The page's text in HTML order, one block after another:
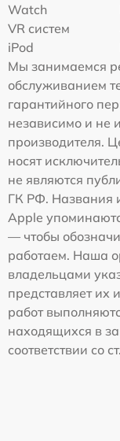
Watch
VR систем
iPod
Мы занимаемся
обслуживанием
гарантийного
независимо и не
производителя.
носят
не являются
ГК РФ. Названия
Apple
— чтобы
работаем. Наша
владельцами
представляет их
работ
находящихся в
соответствии со